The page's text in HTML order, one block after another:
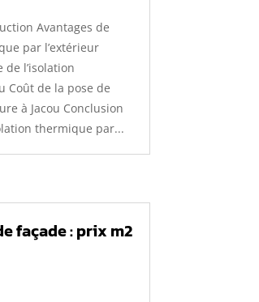
Avantages de
par l’extérieur
de l’isolation
Coût de la pose de
à Jacou Conclusion
thermique par...
façade : prix m2